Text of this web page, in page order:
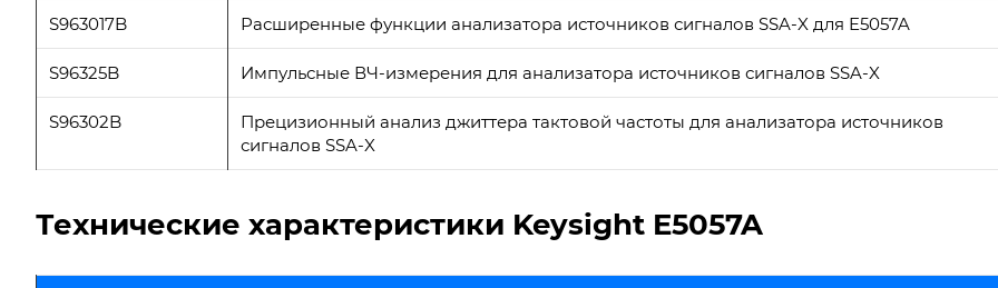
S963017B Расширенные функции анализатора источников сигналов SSA-X для E5057A
S96325B Импульсные ВЧ-измерения для анализатора источников сигналов SSA-X
S96302B
Прецизионный анализ джиттера тактовой частоты для анализатора источников
сигналов SSA-X
Технические характеристики Keysight E5057A